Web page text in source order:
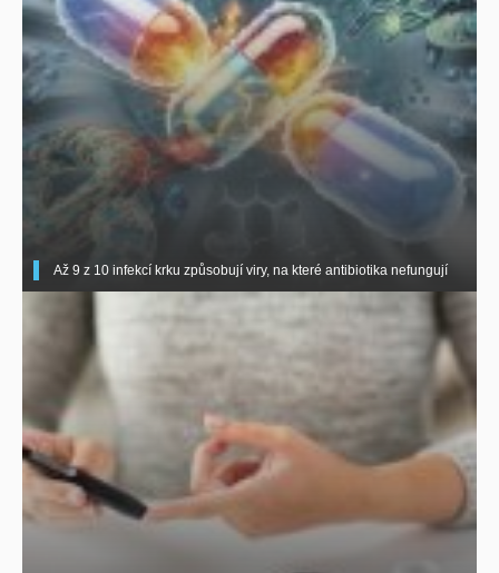
Až 9 z 10 infekcí krku způsobují viry, na které antibiotika nefungují